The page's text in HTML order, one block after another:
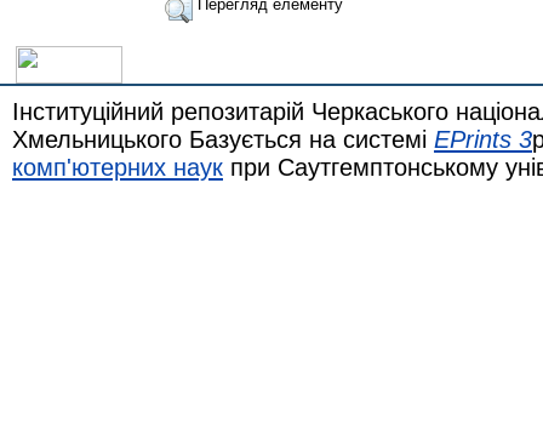
Перегляд елементу
Інституційний репозитарій Черкаського
Хмельницького Базується на системі EPrints 3
комп'ютерних наук при Саутгемптонському